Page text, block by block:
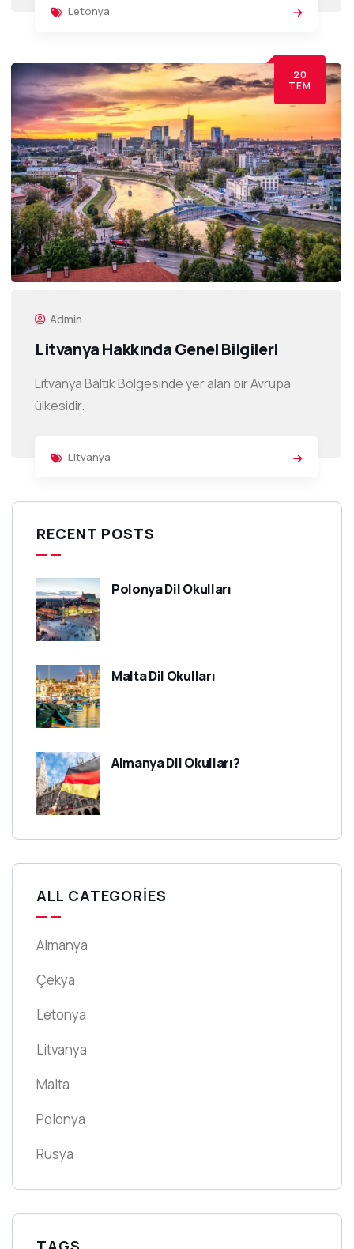
Letonya
20
TEM
Admin
Litvanya Hakkında Genel Bilgiler!
Litvanya Baltık Bölgesinde yer alan bir Avrupa
ülkesidir.
Litvanya
RECENT POSTS
Polonya Dil Okulları
Malta Dil Okulları
Almanya Dil Okulları?
ALL CATEGORIES
Almanya
Çekya
Letonya
Litvanya
Malta
Polonya
Rusya